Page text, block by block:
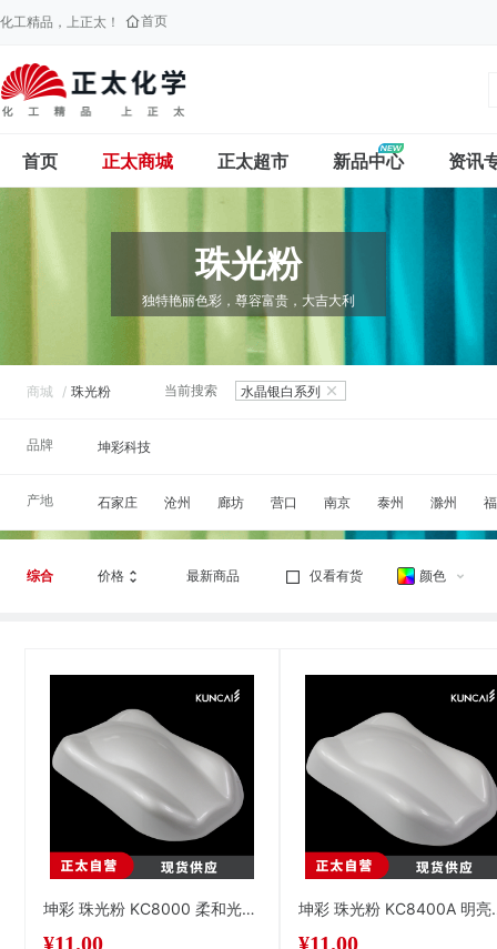
化工精品，上正太！ 首页
首页 正太商城 正太超市 新品中心 资讯
珠光粉
独特艳丽色彩，尊容富贵，大吉大利
商城 / 珠光粉 当前搜索 水晶银白系列
品牌 坤彩科技
产地 石家庄 沧州 廊坊 营口 南京 泰州 滁州
综合 价格 最新商品 仅看有货 颜色
坤彩 珠光粉 KC8000 柔和光泽企鹅白
¥11.00
坤彩 珠
¥11.00